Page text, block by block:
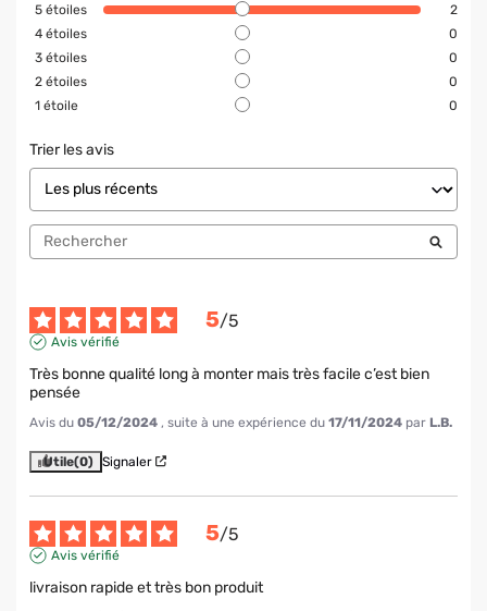
5 étoiles
2
4 étoiles
0
3 étoiles
0
2 étoiles
0
1 étoile 0
Trier les avis
5/5
Avis vérifié
Très bonne qualité long à monter mais très facile c’est bien
pensée
Avis du 05/12/2024 , suite à une expérience du 17/11/2024 par L.B.
Utile(0) Signaler
5/5
Avis vérifié
livraison rapide et très bon produit